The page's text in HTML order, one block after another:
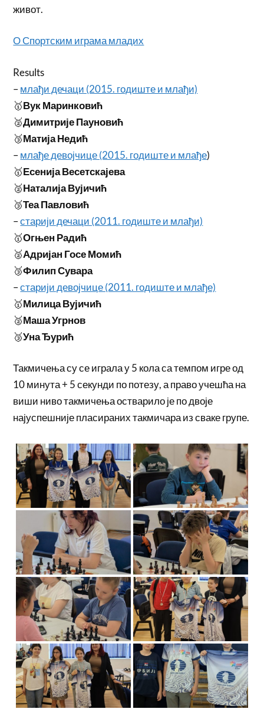
живот.
О Спортским играма младих
Results
–млађи дечаци (2015. годиште и млађи)
🥇Вук Маринковић
🥈Димитрије Пауновић
🥉Матија Недић
–млађе девојчице (2015. годиште и млађе)
🥇Есенија Весетскајева
🥈Наталија Вујичић
🥉Теа Павловић
–старији дечаци (2011. годиште и млађи)
🥇Огњен Радић
🥈Адријан Госе Момић
🥉Филип Сувара
–старији девојчице (2011. годиште и млађе)
🥇Милица Вујичић
🥈Маша Угрнов
🥉Уна Ђурић
Такмичења су се играла у 5 кола са темпом игре од
10 минута + 5 секунди по потезу, а право учешћа на
виши ниво такмичења остварило је по двоје
најуспешније пласираних такмичара из сваке групе.